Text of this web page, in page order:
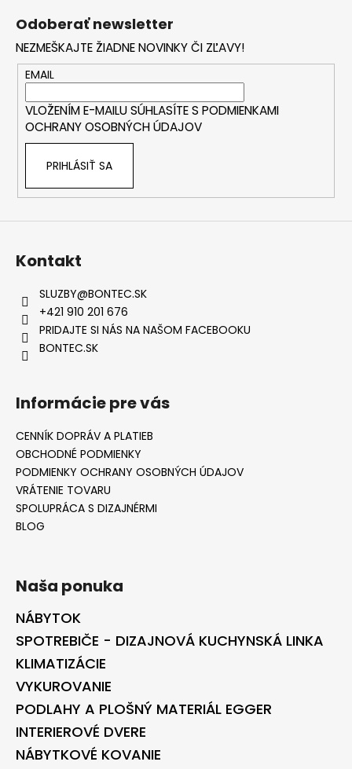
Odoberať newsletter
NEZMEŠKAJTE ŽIADNE NOVINKY ČI ZĽAVY!
EMAIL
VLOŽENÍM E-MAILU SÚHLASÍTE S PODMIENKAMI
OCHRANY OSOBNÝCH ÚDAJOV
PRIHLÁSIŤ SA
Kontakt
SLUZBY@BONTEC.SK
+421 910 201 676
PRIDAJTE SI NÁS NA NAŠOM FACEBOOKU
BONTEC.SK
Informácie pre vás
CENNÍK DOPRÁV A PLATIEB
OBCHODNÉ PODMIENKY
PODMIENKY OCHRANY OSOBNÝCH ÚDAJOV
VRÁTENIE TOVARU
SPOLUPRÁCA S DIZAJNÉRMI
BLOG
Naša ponuka
NÁBYTOK
SPOTREBIČE - DIZAJNOVÁ KUCHYNSKÁ LINKA
KLIMATIZÁCIE
VYKUROVANIE
PODLAHY A PLOŠNÝ MATERIÁL EGGER
INTERIEROVÉ DVERE
NÁBYTKOVÉ KOVANIE